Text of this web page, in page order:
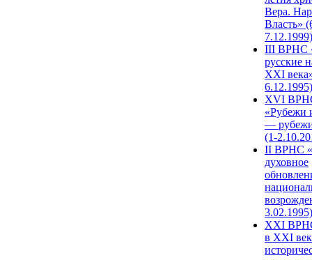
Вера.
Власть»
7.12.1999)
III ВРНС
русские
XXI
6.12.1995)
XVI
«Рубежи
—
(1-
II ВРНС
духовное
3.02.1995)
XХI
в XXI